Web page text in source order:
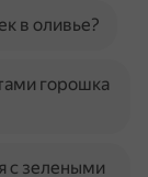
в оливье?
горошка
с зелеными